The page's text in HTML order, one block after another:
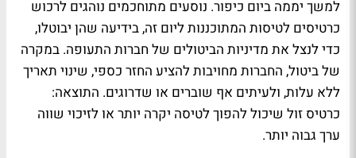
למשך יממה ביום כיפור. נוסעים מתוחכמים נוהגים לרכוש
כרטיסים לטיסות המתוכננות ליום זה, בידיעה שהן יבוטלו,
כדי לנצל את מדיניות הביטולים של חברות התעופה. במקרה
של ביטול, החברות מחויבות להציע החזר כספי, שינוי תאריך
ללא עלות, ולעיתים אף שוברים או שדרוגים. התוצאה:
כרטיס זול שיכול להפוך לטיסה יקרה יותר או לזיכוי שווה
ערך גבוה יותר.